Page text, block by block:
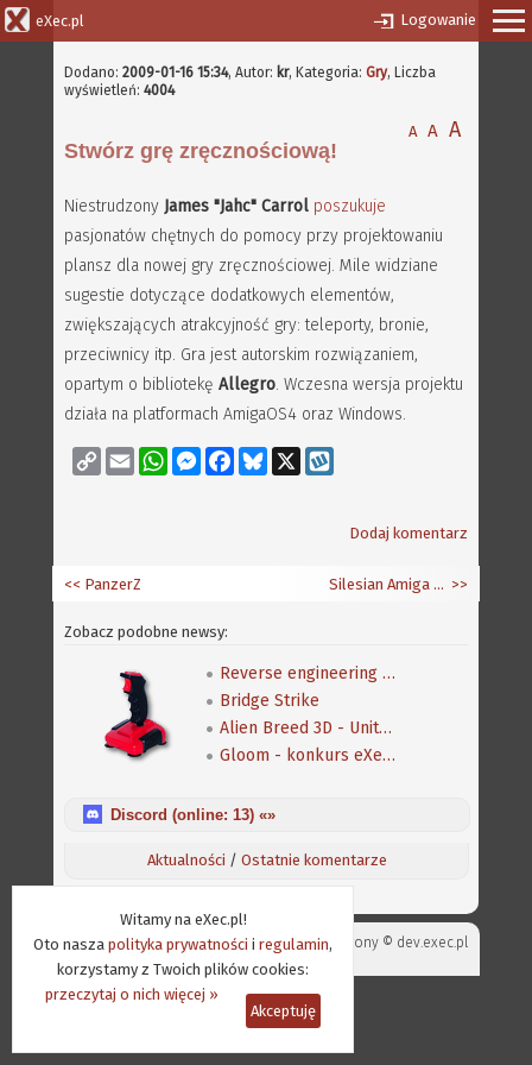
Witamy na eXec.pl!
Oto nasza polityka prywatności i regulamin,
korzystamy z Twoich plików cookies:
przeczytaj o nich więcej »
Akceptuję
eXec.pl Logowanie
Dodano: 2009-01-16 15:34, Autor: kr, Kategoria: Gry, Liczba
wyświetleń: 4004
A A A
Stwórz grę zręcznościową!
Niestrudzony James "Jahc" Carrol poszukuje
pasjonatów chętnych do pomocy przy projektowaniu
plansz dla nowej gry zręcznościowej. Mile widziane
sugestie dotyczące dodatkowych elementów,
zwiększających atrakcyjność gry: teleporty, bronie,
przeciwnicy itp. Gra jest autorskim rozwiązaniem,
opartym o bibliotekę Allegro. Wczesna wersja projektu
działa na platformach AmigaOS4 oraz Windows.
Copy
Link
Email WhatsAppMessenger
FacebookBluesky
Dodaj komentarz
Silesian Amiga Classic Party - 28 lutego 2009 >>
<< PanzerZ
Zobacz podobne newsy:
Reverse engineering klasycznej gry Speedball 2
Bridge Strike
Alien Breed 3D - Unity Re-Edited
Gloom - konkurs eXeca na nową mapę
Discord (online: 13) «»
Aktualności / Ostatnie komentarze
Projekt strony © dev.exec.pl